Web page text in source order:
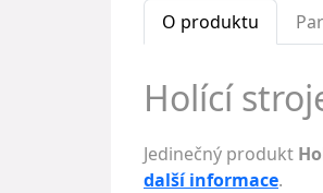
O produktu
Holící
Jedinečný produkt
další informace.